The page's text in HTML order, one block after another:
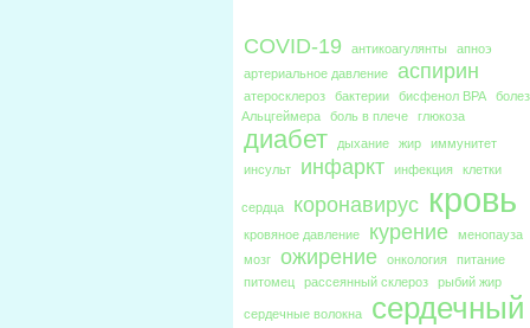
COVID-19 антикоагулянты
апноэ
артериальное давление
аспирин
атеросклероз бактерии бисфенол BPA
Альцгеймера
боль в плече глюкоза
диабет дыхание жир
иммунитет
инсульт
инфаркт инфекция клетки
сердца коронавирус кровь
кровяное давление курение
менопауза
мозг
ожирение онкология
питание
питомец
рассеянный склероз рыбий жир
сердечные волокна
сердечный